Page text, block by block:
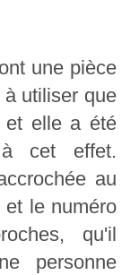
une pièce
utiliser que
et elle a été
à cet effet.
au
le numéro
qu'il
personne